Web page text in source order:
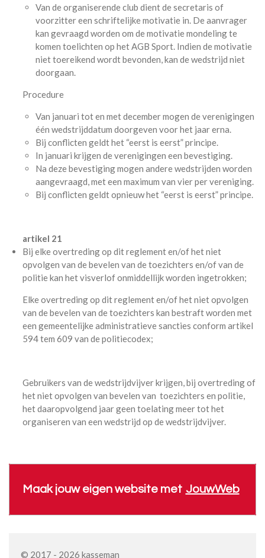
Van de organiserende club dient de secretaris of
voorzitter een schriftelijke motivatie in. De aanvrager
kan gevraagd worden om de motivatie mondeling te
komen toelichten op het AGB Sport. Indien de motivatie
niet toereikend wordt bevonden, kan de wedstrijd niet
doorgaan.
Procedure
Van januari tot en met december mogen de verenigingen
één wedstrijddatum doorgeven voor het jaar erna.
Bij conflicten geldt het “eerst is eerst” principe.
In januari krijgen de verenigingen een bevestiging.
Na deze bevestiging mogen andere wedstrijden worden
aangevraagd, met een maximum van vier per vereniging.
Bij conflicten geldt opnieuw het “eerst is eerst” principe.
artikel 21
Bij elke overtreding op dit reglement en/of het niet
opvolgen van de bevelen van de toezichters en/of van de
politie kan het visverlof onmiddellijk worden ingetrokken;
Elke overtreding op dit reglement en/of het niet opvolgen
van de bevelen van de toezichters kan bestraft worden met
een gemeentelijke administratieve sancties conform artikel
594 tem 609 van de politiecodex;
Gebruikers van de wedstrijdvijver krijgen, bij overtreding of
het niet opvolgen van bevelen van toezichters en politie,
het daaropvolgend jaar geen toelating meer tot het
organiseren van een wedstrijd op de wedstrijdvijver.
Maak jouw eigen website met JouwWeb
© 2017 - 2026 kasseman